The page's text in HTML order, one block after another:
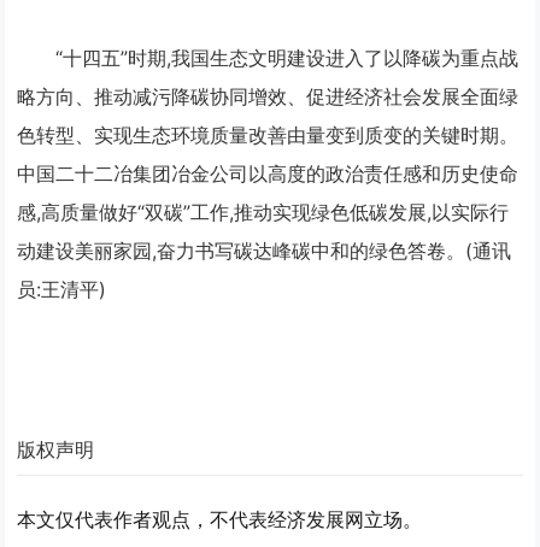
“十四五”时期,我国生态文明建设进入了以降碳为重点战
略方向、推动减污降碳协同增效、促进经济社会发展全面绿
色转型、实现生态环境质量改善由量变到质变的关键时期。
中国二十二冶集团冶金公司以高度的政治责任感和历史使命
感,高质量做好“双碳”工作,推动实现绿色低碳发展,以实际行
动建设美丽家园,奋力书写碳达峰碳中和的绿色答卷。(通讯
员:王清平)
版权声明
本文仅代表作者观点，不代表经济发展网立场。